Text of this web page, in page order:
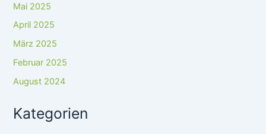
Mai 2025
April 2025
März 2025
Februar 2025
August 2024
Kategorien